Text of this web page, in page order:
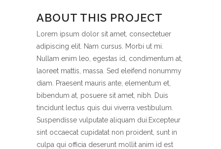
ABOUT THIS PROJECT
Lorem ipsum dolor sit amet, consectetuer
adipiscing elit. Nam cursus. Morbi ut mi.
Nullam enim leo, egestas id, condimentum at,
laoreet mattis, massa. Sed eleifend nonummy
diam. Praesent mauris ante, elementum et,
bibendum at, posuere sit amet, nibh. Duis
tincidunt lectus quis dui viverra vestibulum.
Suspendisse vulputate aliquam dui.Excepteur
sint occaecat cupidatat non proident, sunt in
culpa qui officia deserunt mollit anim id est